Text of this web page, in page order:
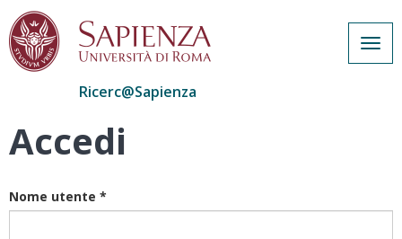
Salta
Ricerc@Sapienza
Accedi
Nome utente *